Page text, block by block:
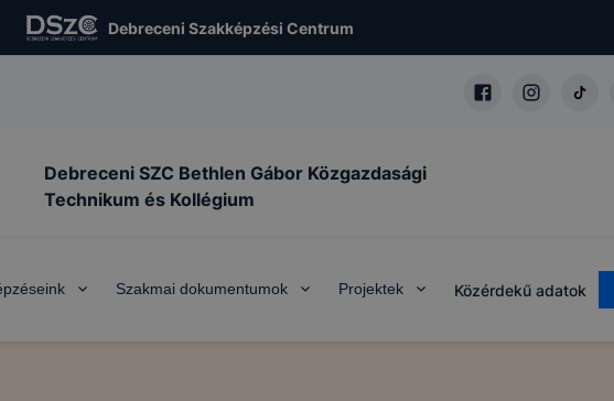
Debreceni Szakképzési Centrum
Debreceni SZC Bethlen Gábor Közgazdasági
Technikum és Kollégium
Szakmai dokumentumok Projektek Közérdekű adatok